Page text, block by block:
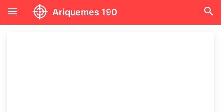
menu Ariquemes 190 search